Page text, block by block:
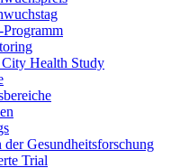
Health Study
der Gesundheitsforschung
Trial